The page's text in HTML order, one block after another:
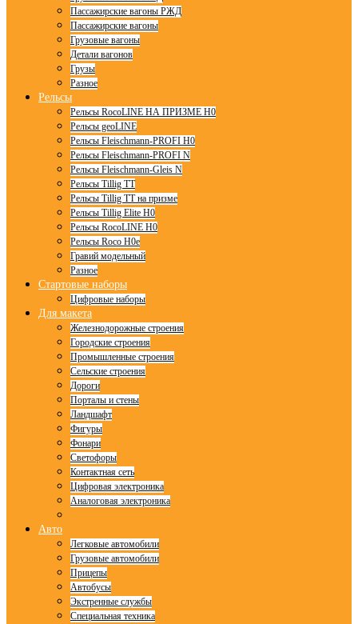
Пассажирские вагоны РЖД
Пассажирские вагоны
Грузовые вагоны
Детали вагонов
Грузы
Разное
Рельсы
Рельсы RocoLINE НА ПРИЗМЕ H0
Рельсы geoLINE
Рельсы Fleischmann-PROFI H0
Рельсы Fleischmann-PROFI N
Рельсы Fleischmann-Gleis N
Рельсы Tillig TT
Рельсы Tillig TT на призме
Рельсы Tillig Elite H0
Рельсы RocoLINE H0
Рельсы Roco H0e
Гравий модельный
Разное
Стартовые наборы
Цифровые наборы
Для макета
Железнодорожные строения
Городские строения
Промышленные строения
Сельские строения
Дороги
Порталы и стены
Ландшафт
Фигуры
Фонари
Светофоры
Контактная сеть
Цифровая электроника
Аналоговая электроника
Авто
Легковые автомобили
Грузовые автомобили
Прицепы
Автобусы
Экстренные службы
Специальная техника